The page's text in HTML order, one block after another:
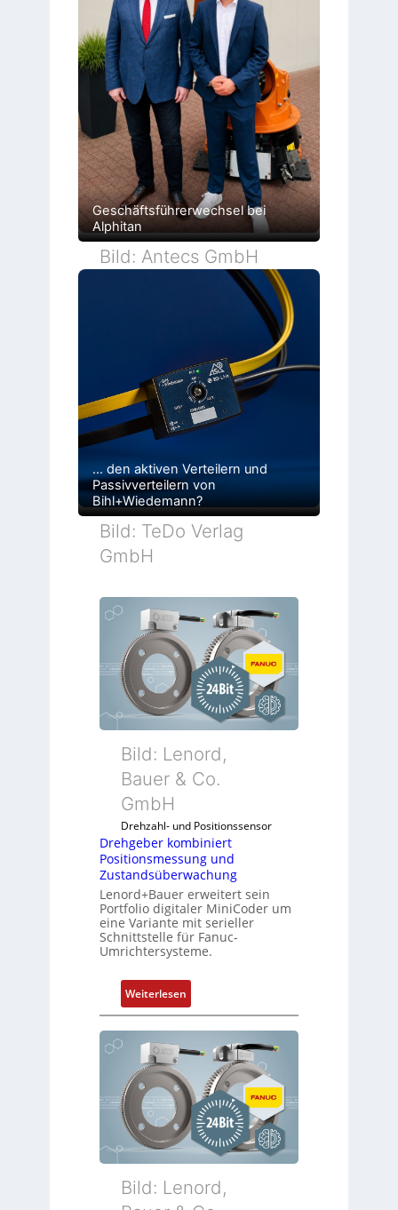
Geschäftsführerwechsel bei
Alphitan
Bild: Antecs GmbH
… den aktiven Verteilern und
Passivverteilern von
Bihl+Wiedemann?
Bild: TeDo Verlag
GmbH
Bild: Lenord,
Bauer & Co.
GmbH
Drehzahl- und Positionssensor
Drehgeber kombiniert
Positionsmessung und
Zustandsüberwachung
Lenord+Bauer erweitert sein
Portfolio digitaler MiniCoder um
eine Variante mit serieller
Schnittstelle für Fanuc-
Umrichtersysteme.
Weiterlesen:
D
r
e
g
e
b
e
r
o
Bild: Lenord,